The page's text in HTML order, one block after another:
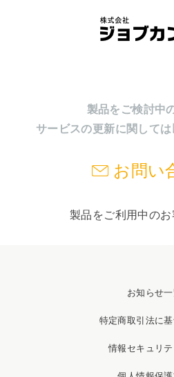
製品をご検討中
サービスの更新に関して
お問い
製品をご利用中のお
お知らせ
特定商取引法に
情報セキュリ